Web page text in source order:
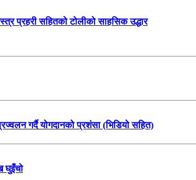
प्रहरी सहितको टोलीको साहसिक उद्धार
प्रज्वलन गर्दै योगदानको प्रशंसा (भिडियो सहित)
घुइँचो